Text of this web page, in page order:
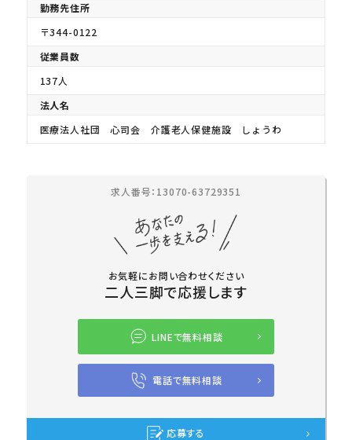
勤務先住所
〒344-0122
従業員数
137人
法人名
医療法人社団 心司会 介護老人保健施設 しょうわ
求人番号：13070-63729351
お気軽にお問い合わせください
二人三脚で応援します
LINEで無料相談
電話で無料相談
応募する